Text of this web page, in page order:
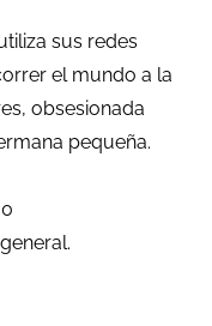
sus redes
el mundo a la
obsesionada
pequeña.